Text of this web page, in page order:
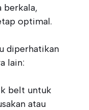
berkala,
optimal.
diperhatikan
lain:
belt untuk
atau